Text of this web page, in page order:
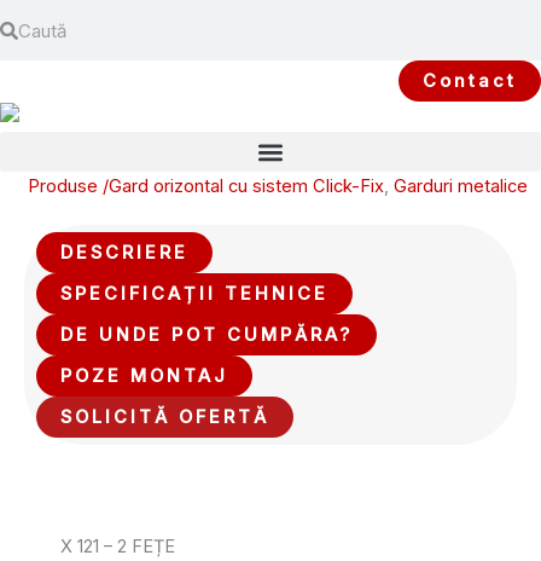
to
Contact
Produse /Gard orizontal cu sistem Click-Fix,Garduri metalice
DESCRIERE
SPECIFICAȚII TEHNICE
DE UNDE POT CUMPĂRA?
POZE MONTAJ
SOLICITĂ OFERTĂ
X 121 – 2 FEȚE